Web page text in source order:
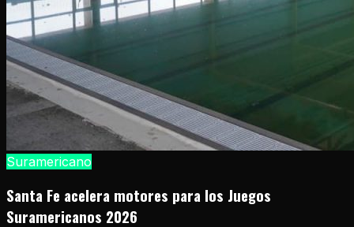
Suramericano
Santa Fe acelera motores para los Juegos
Suramericanos 2026